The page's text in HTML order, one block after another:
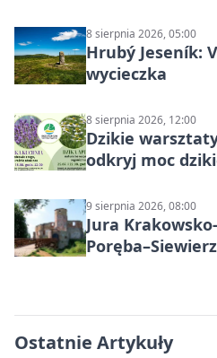
8 sierpnia 2026, 05:00
Hrubý Jeseník:
wycieczka
8 sierpnia 2026, 12:00
Dzikie
odkryj moc
9 sierpnia 2026, 08:00
Jura
Ostatnie Artykuły